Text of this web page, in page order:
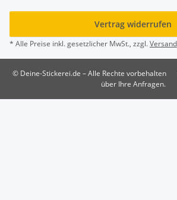
Vertrag widerrufen
* Alle Preise inkl. gesetzlicher MwSt., zzgl.Versand
© Deine-Stickerei.de – Alle Rechte vorbehalten
über Ihre Anfragen.